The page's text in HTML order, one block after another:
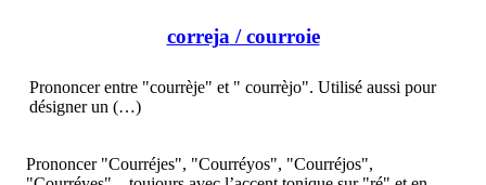
correja/ courroie
Prononcer entre "courrèje" et " courrèjo". Utilisé aussi pour
désigner un (…)
Prononcer "Courréjes", "Courréyos", "Courréjos",